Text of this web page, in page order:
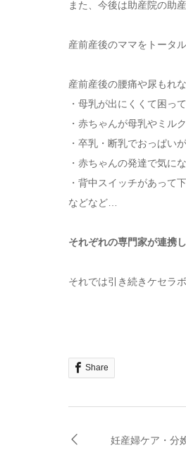
また、今後は助産院の助
産前産後のママをトータ
産前産後の腰痛や尿もれ
・母乳が出にくくて困っ
・赤ちゃんが母乳やミル
・卒乳・断乳でおっぱい
・赤ちゃんの発達で気に
・背中スイッチがあって
などなど…
それぞれの専門家が連携
それでは引き続きケセラ
Share
妊産婦ケア・分